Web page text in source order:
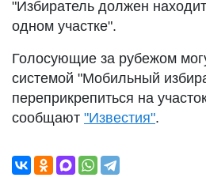
"Избиратель должен
одном участке".
Голосующие за рубежом
системой "Мобильный
переприкрепиться на
сообщают "Известия".